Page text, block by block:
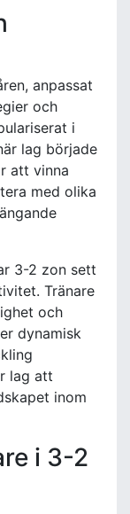
anpassat
och
i
lag började
att vinna
med olika
3-2 zon sett
Tränare
och
dynamisk
lag att
inom
i 3-2